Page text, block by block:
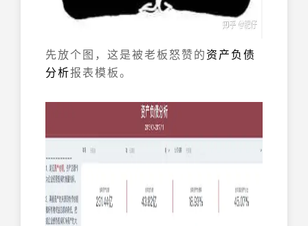
先放个图，这是被老板怒赞的资产负债
分析报表模板。